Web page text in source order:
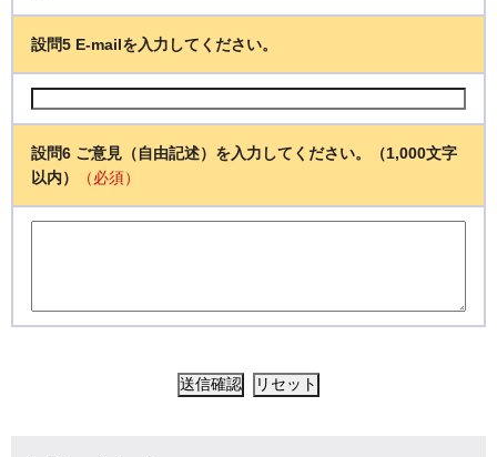
設問5 E-mailを入力してください。
設問6 ご意見（自由記述）を入力してください。（1,000文字
以内）
（必須）